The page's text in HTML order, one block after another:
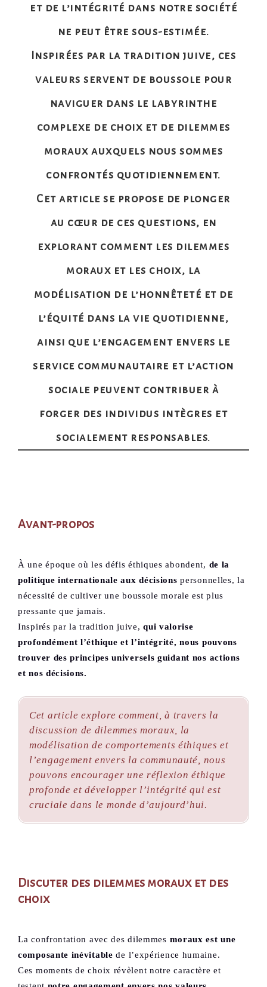
et de l’intégrité dans notre société
ne peut être sous-estimée.
Inspirées par la tradition juive, ces
valeurs servent de boussole pour
naviguer dans le labyrinthe
complexe de choix et de dilemmes
moraux auxquels nous sommes
confrontés quotidiennement.
Cet article se propose de plonger
au cœur de ces questions, en
explorant comment les dilemmes
moraux et les choix, la
modélisation de l’honnêteté et de
l’équité dans la vie quotidienne,
ainsi que l’engagement envers le
service communautaire et l’action
sociale peuvent contribuer à
forger des individus intègres et
socialement responsables.
Avant-propos
À une époque où les défis éthiques abondent, de la
politique internationale aux décisions personnelles, la
nécessité de cultiver une boussole morale est plus
pressante que jamais.
Inspirés par la tradition juive,qui valorise
profondément l’éthique et l’intégrité, nous pouvons
trouver des principes universels guidant nos actions
et nos décisions.
Cet article explore comment, à travers la
discussion de dilemmes moraux, la
modélisation de comportements éthiques et
l’engagement envers la communauté, nous
pouvons encourager une réflexion éthique
profonde et développer l’intégrité qui est
cruciale dans le monde d’aujourd’hui.
Discuter des dilemmes moraux et des
choix
La confrontation avec des dilemmes moraux est une
composante inévitable de l’expérience humaine.
Ces moments de choix révèlent notre caractère et